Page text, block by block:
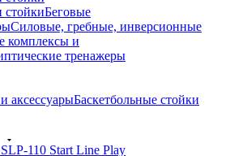
стойкиБеговые
Силовые, гребные, инверсионные
комплексы и
тренажеры
аксессуарыБаскетбольные стойки